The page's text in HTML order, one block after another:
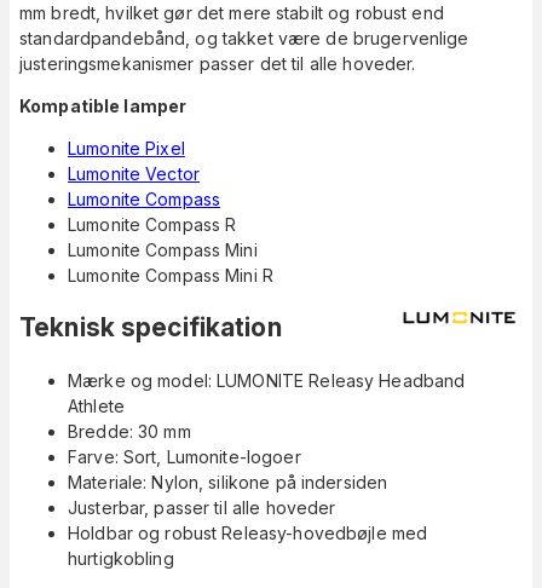
mm bredt, hvilket gør det mere stabilt og robust end
standardpandebånd, og takket være de brugervenlige
justeringsmekanismer passer det til alle hoveder.
Kompatible lamper
Lumonite Pixel
Lumonite Vector
Lumonite Compass
Lumonite Compass R
Lumonite Compass Mini
Lumonite Compass Mini R
Teknisk specifikation
Mærke og model: LUMONITE Releasy Headband
Athlete
Bredde: 30 mm
Farve: Sort, Lumonite-logoer
Materiale: Nylon, silikone på indersiden
Justerbar, passer til alle hoveder
Holdbar og robust Releasy-hovedbøjle med
hurtigkobling